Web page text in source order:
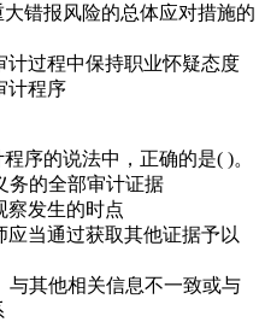
错报风险的总体应对措施的
计过程中保持职业怀疑态度
计程序
序的说法中，正确的是( )。
务的全部审计证据
察发生的时点
当通过获取其他证据予以
与其他相关信息不一致或与